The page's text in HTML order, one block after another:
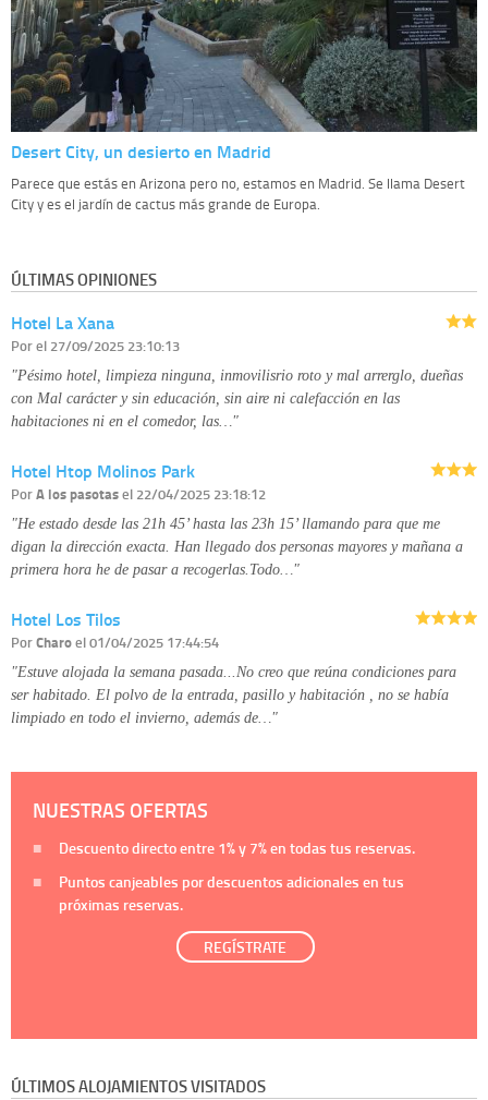
Desert City, un desierto en Madrid
Parece que estás en Arizona pero no, estamos en Madrid. Se llama Desert
City y es el jardín de cactus más grande de Europa.
ÚLTIMAS OPINIONES
Hotel La Xana
Porel 27/09/2025 23:10:13
"Pésimo hotel, limpieza ninguna, inmovilisrio roto y mal arrerglo, dueñas
con Mal carácter y sin educación, sin aire ni calefacción en las
habitaciones ni en el comedor, las…"
Hotel Htop Molinos Park
PorA los pasotasel 22/04/2025 23:18:12
"He estado desde las 21h 45’ hasta las 23h 15’ llamando para que me
digan la dirección exacta. Han llegado dos personas mayores y mañana a
primera hora he de pasar a recogerlas.Todo…"
Hotel Los Tilos
PorCharoel 01/04/2025 17:44:54
"Estuve alojada la semana pasada...No creo que reúna condiciones para
ser habitado. El polvo de la entrada, pasillo y habitación , no se había
limpiado en todo el invierno, además de…"
NUESTRAS OFERTAS
Descuento directo entre 1%y 7%en todas tus reservas.
Puntos canjeables por descuentos adicionales en tus
próximas reservas.
REGÍSTRATE
ÚLTIMOS ALOJAMIENTOS VISITADOS